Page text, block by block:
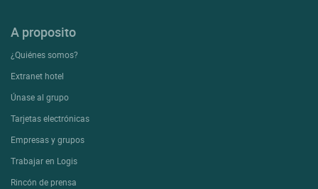
A proposito
¿Quiénes somos?
Extranet hotel
Únase al grupo
Tarjetas electrónicas
Empresas y grupos
Trabajar en Logis
Rincón de prensa